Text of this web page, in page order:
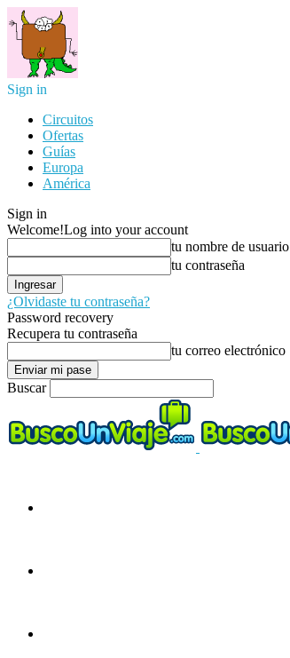
Sign in
Circuitos
Ofertas
Guías
Europa
América
Sign in
Welcome!Log into your account
tu nombre de usuario
tu contraseña
¿Olvidaste tu contraseña?
Password recovery
Recupera tu contraseña
tu correo electrónico
Buscar